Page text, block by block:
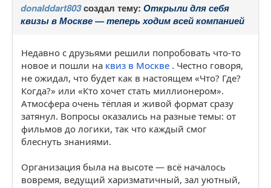
donalddart803создал тему: Открыли для себя
квизы в Москве — теперь ходим всей компанией
Недавно с друзьями решили попробовать что-то
новое и пошли на квиз в Москве . Честно говоря,
не ожидал, что будет как в настоящем «Что? Где?
Когда?» или «Кто хочет стать миллионером».
Атмосфера очень тёплая и живой формат сразу
затянул. Вопросы оказались на разные темы: от
фильмов до логики, так что каждый смог
блеснуть знаниями.
Организация была на высоте — всё началось
вовремя, ведущий харизматичный, зал уютный,